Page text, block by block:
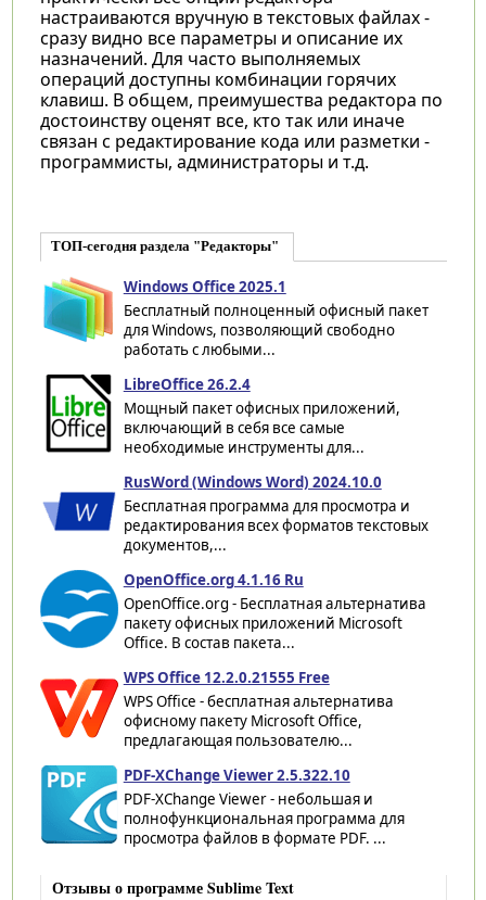
настраиваются вручную в текстовых файлах -
сразу видно все параметры и описание их
назначений. Для часто выполняемых
операций доступны комбинации горячих
клавиш. В общем, преимушества редактора по
достоинству оценят все, кто так или иначе
связан с редактирование кода или разметки -
программисты, администраторы и т.д.
ТОП-сегодня раздела "Редакторы"
Windows Office 2025.1
Бесплатный полноценный офисный пакет
для Windows, позволяющий свободно
работать с любыми...
LibreOffice 26.2.4
Мощный пакет офисных приложений,
включающий в себя все самые
необходимые инструменты для...
RusWord (Windows Word) 2024.10.0
Бесплатная программа для просмотра и
редактирования всех форматов текстовых
документов,...
OpenOffice.org 4.1.16 Ru
OpenOffice.org - Бесплатная альтернатива
пакету офисных приложений Microsoft
Office. В состав пакета...
WPS Office 12.2.0.21555 Free
WPS Office - бесплатная альтернатива
офисному пакету Microsoft Office,
предлагающая пользователю...
PDF-XChange Viewer 2.5.322.10
PDF-XChange Viewer - небольшая и
полнофункциональная программа для
просмотра файлов в формате PDF. ...
Отзывы о программе Sublime Text